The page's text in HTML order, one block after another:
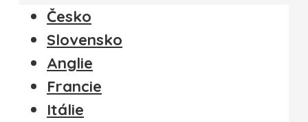
Česko
Slovensko
Anglie
Francie
Itálie